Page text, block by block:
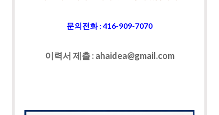
문의전화 : 416-909-7070
이력서 제출 : ahaidea@gmail.com